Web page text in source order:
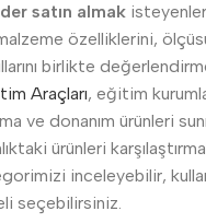
satın almak
özelliklerini,
birlikte
Araçları, eğitim
ve donanım ürünleri
ürünleri
inceleyebilir,
seçebilirsiniz.